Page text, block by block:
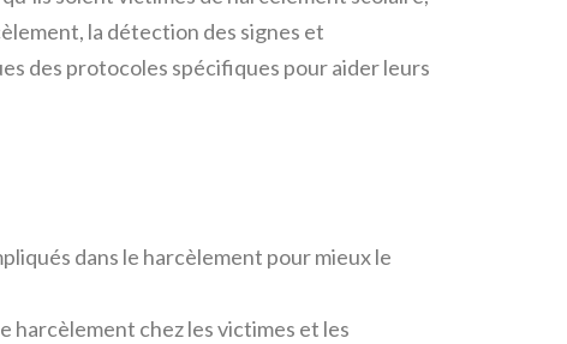
la détection des signes et
des protocoles spécifiques pour aider leurs
dans le harcèlement pour mieux le
chez les victimes et les